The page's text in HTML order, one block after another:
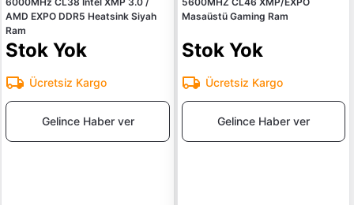
AMD EXPO DDR5 Heatsink Siyah
Ram
Stok Yok
Ücretsiz Kargo
Gelince Haber ver
Masaüstü Gaming Ram
Stok Yok
Ücretsiz Kargo
Gelince Haber ver